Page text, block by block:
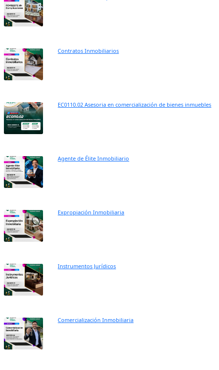
Contratos Inmobiliarios
EC0110.02 Asesoria en comercialización de bienes inmuebles
Agente de Élite Inmobiliario
Expropiación Inmobiliaria
Instrumentos Jurídicos
Comercialización Inmobiliaria